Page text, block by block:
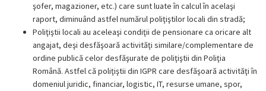
şofer, magazioner, etc.) care sunt luate în calcul în acelaşi
raport, diminuând astfel numărul poliţiştilor locali din stradă;
Poliţiştii locali au aceleaşi condiţii de pensionare ca oricare alt
angajat, deşi desfăşoară activităţi similare/complementare de
ordine publică celor desfăşurate de poliţiştii din Poliţia
Română. Astfel că poliţiştii din IGPR care desfăşoară activităţi în
domeniul juridic, financiar, logistic, IT, resurse umane, spor,